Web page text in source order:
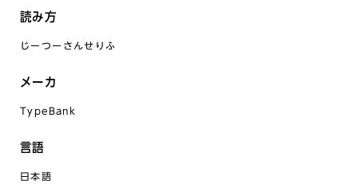
読み方
じーつーさんせりふ
メーカ
TypeBank
言語
日本語